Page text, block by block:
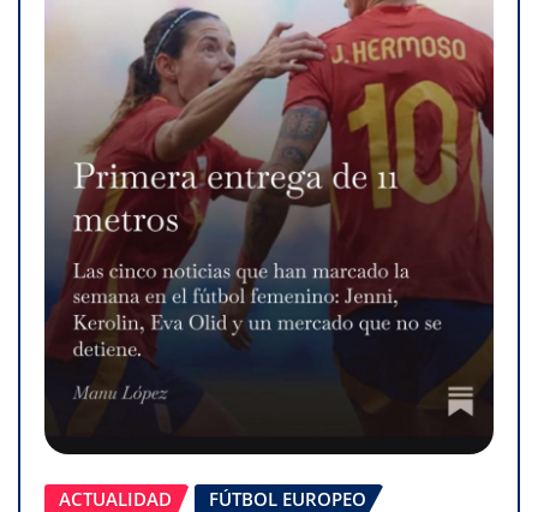
ACTUALIDAD
FÚTBOL EUROPEO